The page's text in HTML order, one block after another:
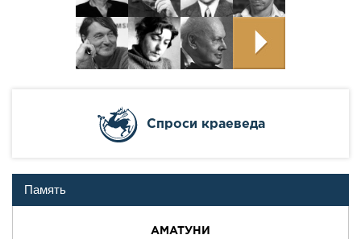
Cпроси краеведа
Память
АМАТУНИ